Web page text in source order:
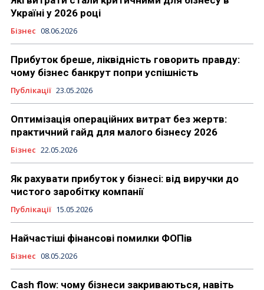
Україні у 2026 році
Бізнес 08.06.2026
Прибуток бреше, ліквідність говорить правду:
чому бізнес банкрут попри успішність
Публікації 23.05.2026
Оптимізація операційних витрат без жертв:
практичний гайд для малого бізнесу 2026
Бізнес 22.05.2026
Як рахувати прибуток у бізнесі: від виручки до
чистого заробітку компанії
Публікації 15.05.2026
Найчастіші фінансові помилки ФОПів
Бізнес 08.05.2026
Cash flow: чому бізнеси закриваються, навіть